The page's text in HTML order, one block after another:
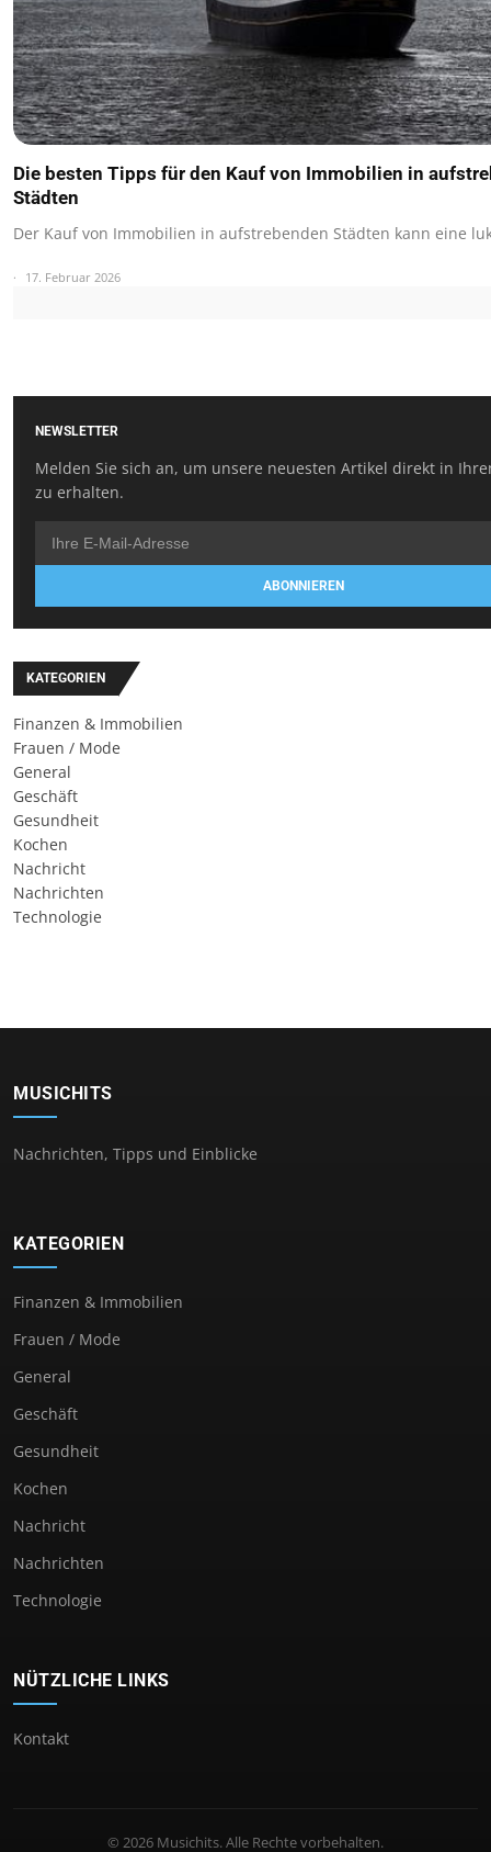
Die besten Tipps für den Kauf von Immobilien in
Städten
Der Kauf von Immobilien in aufstrebenden Städten kann eine
17. Februar 2026
NEWSLETTER
Melden Sie sich an, um unsere neuesten Artikel direkt in
zu erhalten.
ABONNIEREN
KATEGORIEN
Finanzen & Immobilien
Frauen / Mode
General
Geschäft
Gesundheit
Kochen
Nachricht
Nachrichten
Technologie
MUSICHITS
Nachrichten, Tipps und Einblicke
KATEGORIEN
Finanzen & Immobilien
Frauen / Mode
General
Geschäft
Gesundheit
Kochen
Nachricht
Nachrichten
Technologie
NÜTZLICHE LINKS
Kontakt
© 2026 Musichits. Alle Rechte vorbehalten.